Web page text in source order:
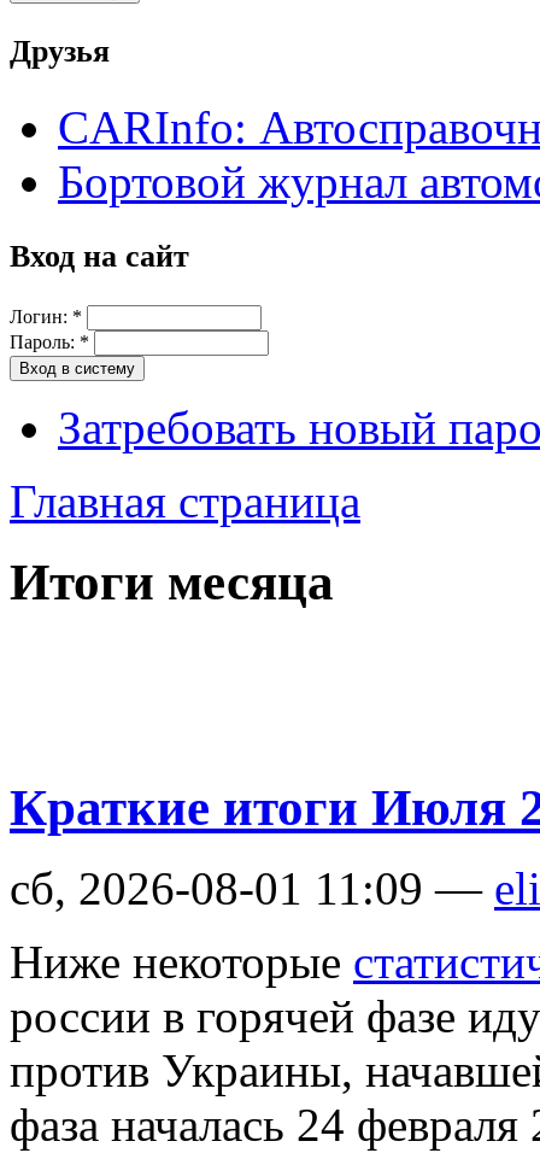
Друзья
CARInfo:
Бортовой журнал
Вход на сайт
Логин: *
Пароль: *
Затребовать новый
Главная страница
Итоги месяца
Краткие итоги Июля
сб, 2026-08-01 11:09 —
Ниже некоторые
россии в горячей фазе
против Украины,
фаза началась 24 февраля